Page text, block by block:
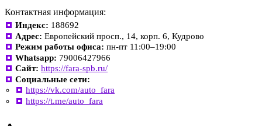
Контактная информация:
Индекс: 188692
Адрес: Европейский просп., 14, корп. 6, Кудрово
Режим работы офиса: пн-пт 11:00–19:00
Whatsapp: 79006427966
Сайт: https://fara-spb.ru/
Социальные сети:
https://vk.com/auto_fara
https://t.me/auto_fara